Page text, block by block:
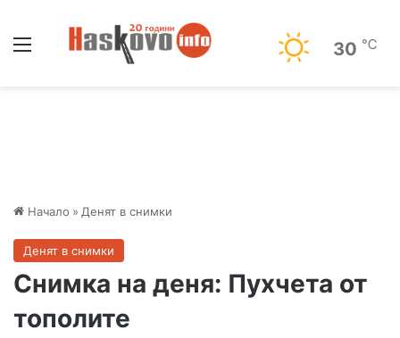
30 ℃
Начало » Денят в снимки
Денят в снимки
Снимка на деня: Пухчета от
тополите